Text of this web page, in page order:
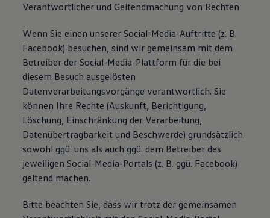
Verantwortlicher und Geltendmachung von Rechten
Wenn Sie einen unserer Social-Media-Auftritte (z. B.
Facebook) besuchen, sind wir gemeinsam mit dem
Betreiber der Social-Media-Plattform für die bei
diesem Besuch ausgelösten
Datenverarbeitungsvorgänge verantwortlich. Sie
können Ihre Rechte (Auskunft, Berichtigung,
Löschung, Einschränkung der Verarbeitung,
Datenübertragbarkeit und Beschwerde) grundsätzlich
sowohl ggü. uns als auch ggü. dem Betreiber des
jeweiligen Social-Media-Portals (z. B. ggü. Facebook)
geltend machen.
Bitte beachten Sie, dass wir trotz der gemeinsamen